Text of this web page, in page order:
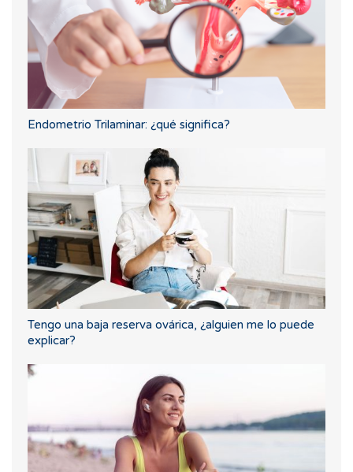
Endometrio Trilaminar: ¿qué significa?
Tengo una baja reserva ovárica, ¿alguien me lo puede
explicar?